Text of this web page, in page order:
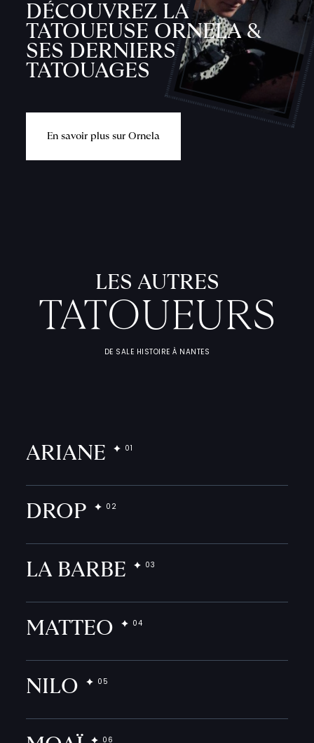
DÉCOUVREZ LA
TATOUEUSE ORNELA &
SES DERNIERS
TATOUAGES
En savoir plus sur Ornela
LES AUTRES
TATOUEURS
DE SALE HISTOIRE À NANTES
ARIANE
DROP
LA BARBE
MATTEO
NILO